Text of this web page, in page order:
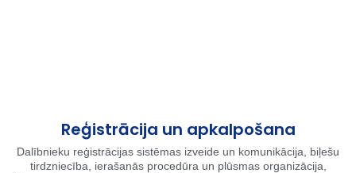
Reģistrācija un apkalpošana
Dalībnieku reģistrācijas sistēmas izveide un komunikācija, biļešu
tirdzniecība, ierašanās procedūra un plūsmas organizācija,